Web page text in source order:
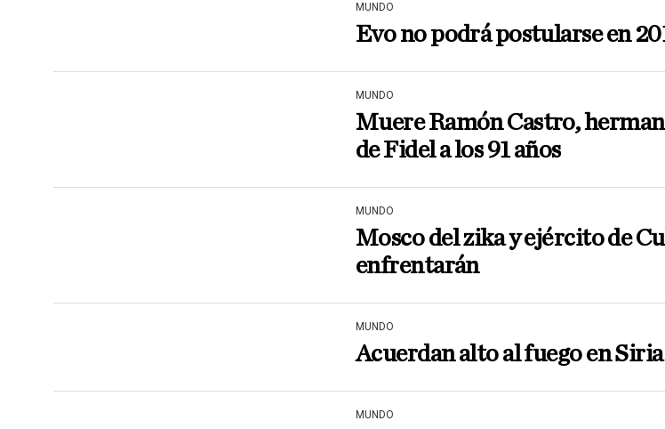
MUNDO
Evo no podrá postularse en
MUNDO
Muere Ramón Castro,
de Fidel a los 91 años
MUNDO
Mosco del zika y ejército de
enfrentarán
MUNDO
Acuerdan alto al fuego en Siria
MUNDO